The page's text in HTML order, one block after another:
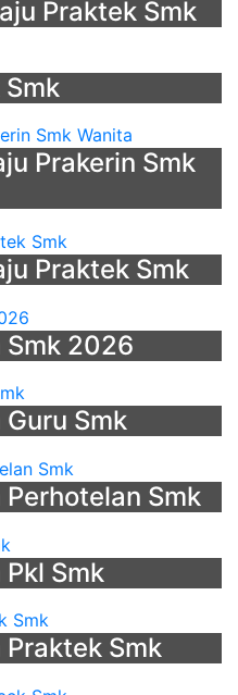
Praktek Smk
Prakerin Smk
Praktek Smk
Smk 2026
Smk
Smk
Smk
Praktek Smk